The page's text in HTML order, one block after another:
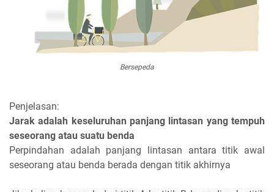
Bersepeda
Penjelasan:
Jarak adalah keseluruhan panjang lintasan yang tempuh
seseorang atau suatu benda
Perpindahan adalah panjang lintasan antara titik awal
seseorang atau benda berada dengan titik akhirnya